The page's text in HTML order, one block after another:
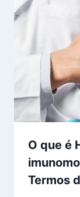
O que é
Termos